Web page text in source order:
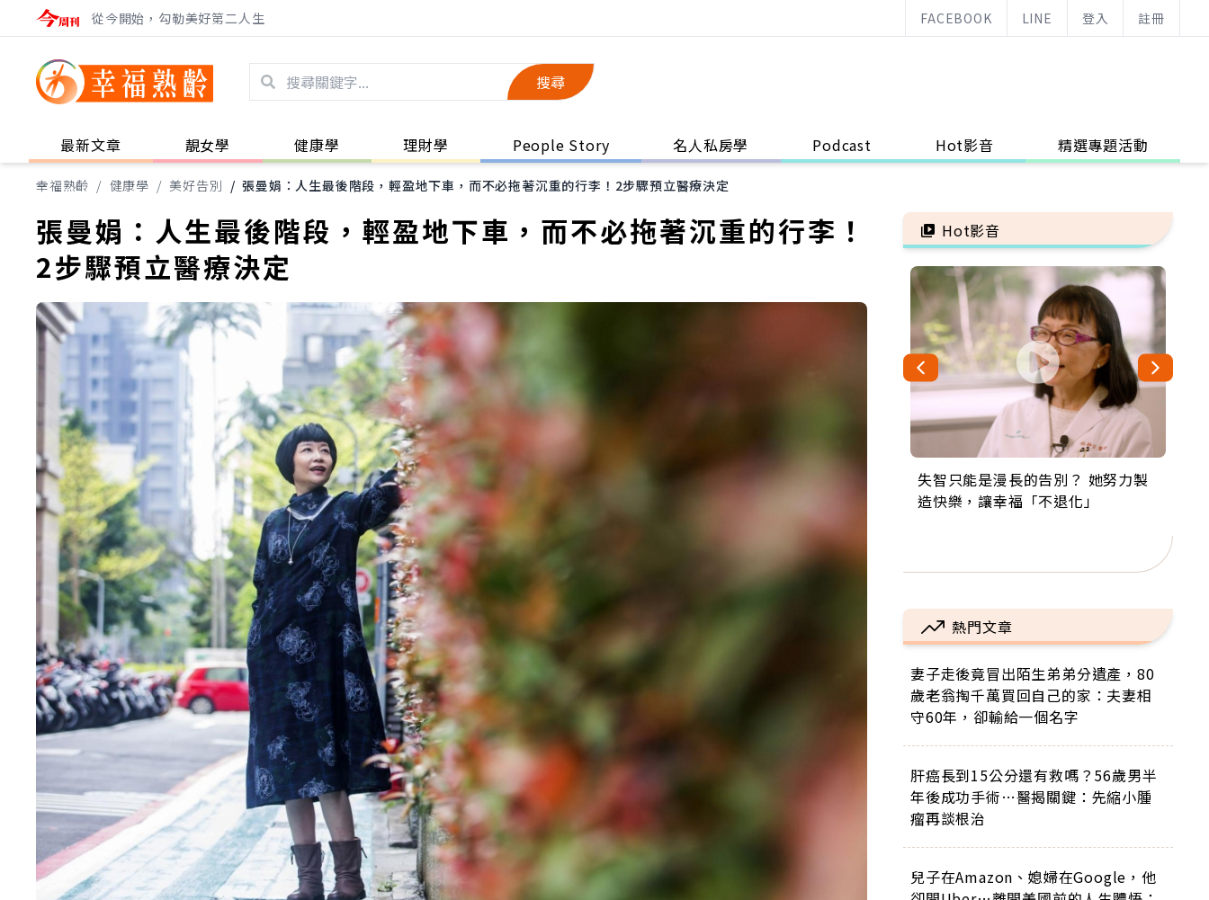
從今開始，勾勒美好第二人生 FACEBOOK LINE 登入 註冊
搜尋
最新文章 靚女學 健康學 理財學 People Story 名人私房學 Podcast Hot影音 精選專題活動
幸福熟齡 / 健康學 / 美好告別 / 張曼娟：人生最後階段，輕盈地下車，而不必拖著沉重的行李！2步驟預立醫療決定
張曼娟：人生最後階段，輕盈地下車，而不必拖著沉重的行李！
2步驟預立醫療決定
Hot影音
失智只能是漫長的告別？ 她努力製
造快樂，讓幸福「不退化」
來自剛果的巧克力神父 為台灣奉獻
36年 「台灣是我的家，我連作夢都
63歲卸矽谷副總、搬回台灣找快
樂！「蛋黃哥小丑」走進安養院，
104歲打破金氏世界紀錄 成為全球
最年長羽球選手，分享長壽的秘密
事業巔峰他選擇追夢…黑手阿伯拉
小提琴還登上小巨蛋！連CNN都大
熱門文章
妻子走後竟冒出陌生弟弟分遺產，80
歲老翁掏千萬買回自己的家：夫妻相
守60年，卻輸給一個名字
肝癌長到15公分還有救嗎？56歲男半
年後成功手術…醫揭關鍵：先縮小腫
瘤再談根治
兒子在Amazon、媳婦在Google，他